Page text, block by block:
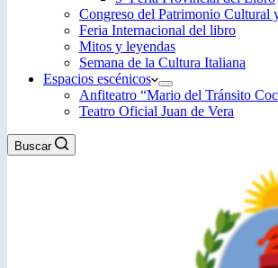
Congreso del Patrimonio Cultural
Feria Internacional del libro
Mitos y leyendas
Semana de la Cultura Italiana
Espacios escénicos
Anfiteatro “Mario del Tránsito
Teatro Oficial Juan de Vera
Buscar